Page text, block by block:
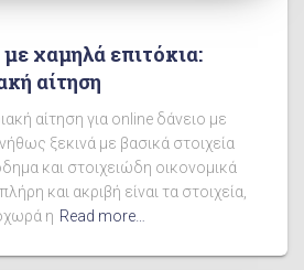
χαμηλά επιτόκια:
αίτηση
αίτηση για online δάνειο με
ξεκινά με βασικά στοιχεία
και στοιχειώδη οικονομικά
και ακριβή είναι τα στοιχεία,
η Read more…